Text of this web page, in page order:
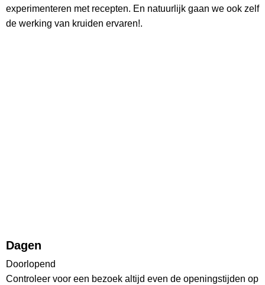
experimenteren met recepten. En natuurlijk gaan we ook zelf
de werking van kruiden ervaren!.
Dagen
Doorlopend
Controleer voor een bezoek altijd even de openingstijden op